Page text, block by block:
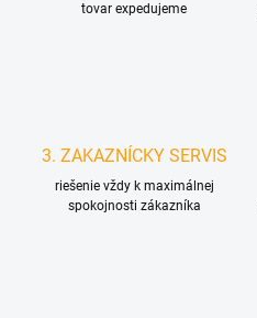
tovar expedujeme
3. ZAKAZNÍCKY SERVIS
riešenie vždy k maximálnej
spokojnosti zákazníka